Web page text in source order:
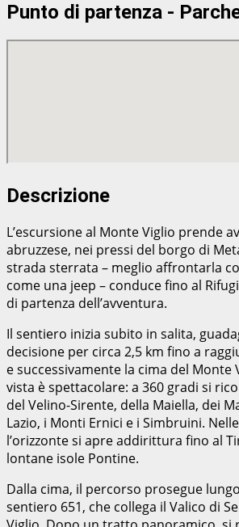
Punto di partenza -
Descrizione
L’escursione al Monte Viglio prende
abruzzese, nei pressi del borgo di
strada sterrata – meglio affrontarla
come una jeep – conduce fino al
di partenza dell’avventura.
Il sentiero inizia subito in salita,
decisione per circa 2,5 km fino a
e successivamente la cima del Monte
vista è spettacolare: a 360 gradi si
del Velino-Sirente, della Maiella, dei
Lazio, i Monti Ernici e i Simbruini.
l’orizzonte si apre addirittura fino al
lontane isole Pontine.
Dalla cima, il percorso prosegue
sentiero 651, che collega il Valico di